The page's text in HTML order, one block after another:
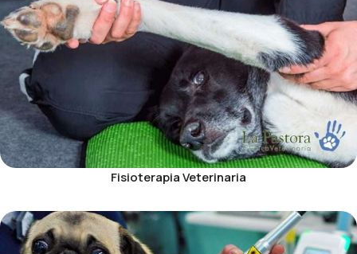
Fisioterapia Veterinaria